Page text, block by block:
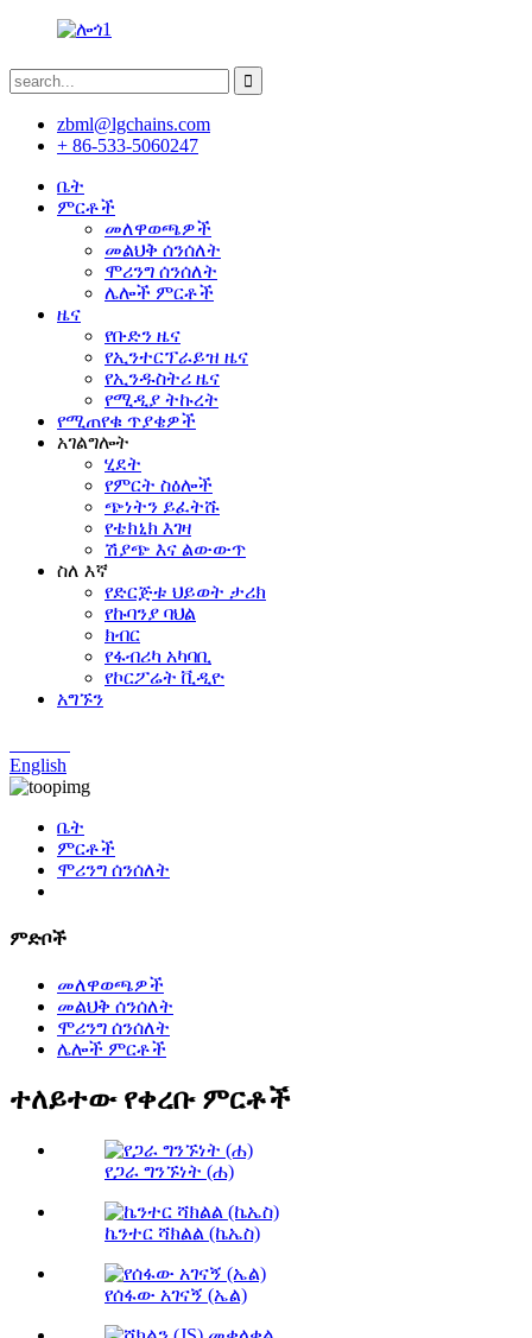
zbml@lgchains.com
+ 86-533-5060247
ቤት
ምርቶች
መለዋወጫዎች
መልህቅ ሰንሰለት
ሞሪንግ ሰንሰለት
ሌሎች ምርቶች
ዜና
የቡድን ዜና
የኢንተርፕራይዝ ዜና
የኢንዱስትሪ ዜና
የሚዲያ ትኩረት
የሚጠየቁ ጥያቄዎች
አገልግሎት
ሂደት
የምርት ስዕሎች
ጭነትን ይፈትሹ
የቴክኒክ እገዛ
ሽያጭ እና ልውውጥ
ስለ እኛ
የድርጅቱ ህይወት ታሪክ
የኩባንያ ባህል
ክብር
የፋብሪካ አካባቢ
የኮርፖሬት ቪዲዮ
አግኙን
English
ቤት
ምርቶች
ሞሪንግ ሰንሰለት
ምድቦች
መለዋወጫዎች
መልህቅ ሰንሰለት
ሞሪንግ ሰንሰለት
ሌሎች ምርቶች
ተለይተው የቀረቡ ምርቶች
የጋራ ግንኙነት (ሐ)
ኬንተር ሻክልል (ኬኤስ)
የሰፋው አገናኝ (ኤል)